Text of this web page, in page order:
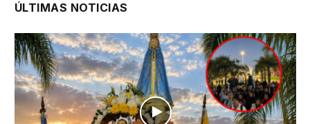
ÚLTIMAS NOTICIAS